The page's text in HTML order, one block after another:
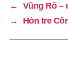
←
Vũng Rô –
→
Hòn tre